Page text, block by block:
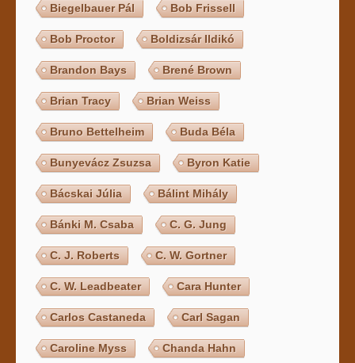
Biegelbauer Pál Bob Frissell
Bob Proctor Boldizsár Ildikó
Brandon Bays Brené Brown
Brian Tracy Brian Weiss
Bruno Bettelheim Buda Béla
Bunyevácz Zsuzsa Byron Katie
Bácskai Júlia Bálint Mihály
Bánki M. Csaba C. G. Jung
C. J. Roberts C. W. Gortner
C. W. Leadbeater Cara Hunter
Carlos Castaneda Carl Sagan
Caroline Myss Chanda Hahn